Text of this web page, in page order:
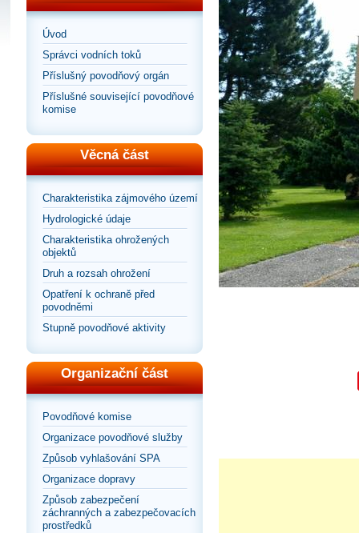
Úvod
Správci vodních toků
Příslušný povodňový orgán
Příslušné související povodňové
komise
Věcná část
Charakteristika zájmového území
Hydrologické údaje
Charakteristika ohrožených
objektů
Druh a rozsah ohrožení
Opatření k ochraně před
povodněmi
Stupně povodňové aktivity
Organizační část
Povodňové komise
Organizace povodňové služby
Způsob vyhlašování SPA
Organizace dopravy
Způsob zabezpečení
záchranných a zabezpečovacích
prostředků